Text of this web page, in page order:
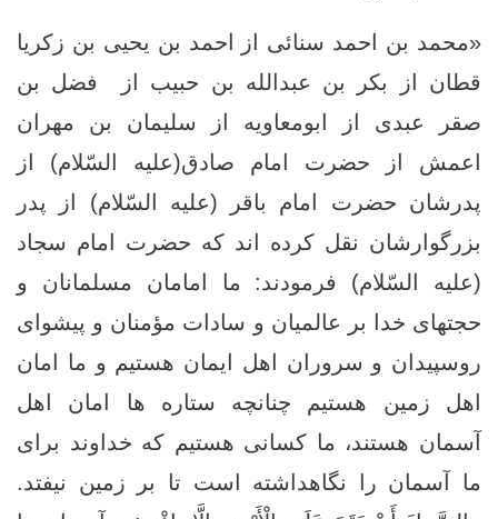
«محمد بن احمد سنائی از احمد بن یحیی بن زکریا
قطان از بکر بن عبدالله بن حبیب از فضل بن
صقر عبدی از ابومعاویه از سلیمان بن مهران
اعمش از حضرت امام صادق(علیه السّلام) از
پدرشان حضرت امام باقر (علیه السّلام) از پدر
بزرگوارشان نقل کرده اند که حضرت امام سجاد
(علیه السّلام) فرمودند: ما امامان مسلمانان و
حجتهاى خدا بر عالميان و سادات مؤمنان و پيشواى
روسپيدان و سروران اهل ايمان هستيم و ما امان
اهل زمين هستيم چنانچه ستاره ‏ها امان اهل
آسمان هستند، ما کسانی هستیم که خداوند برای
ما آسمان را نگاهداشته است تا بر زمين نيفتد.